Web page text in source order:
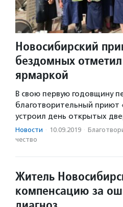
Новосибирский
бездомных
ярмаркой
В свою первую годовщину
благотворительный
устроил день открытых
Новости · 10.09.2019 ·
чест­во
Житель
компенсацию за